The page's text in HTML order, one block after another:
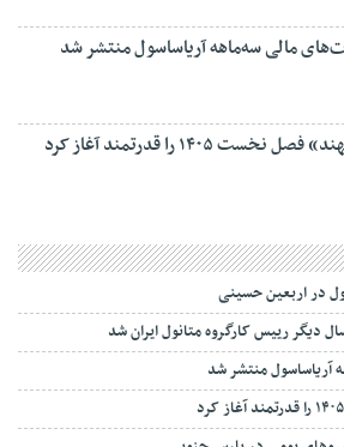
مالی سه‌ماهه آریاساسول منتشر شد
نخست ۱۴۰۵ را قدرتمند آغاز کرد
در اربعین حسینی
دیگر رییس کارگروه متانول ایران شد
منتشر شد